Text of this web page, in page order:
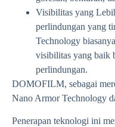
Visibilitas yang
perlindungan yang
Technology
visibilitas yang baik
perlindungan.
DOMOFILM, sebagai
Nano Armor Technology
Penerapan teknologi ini